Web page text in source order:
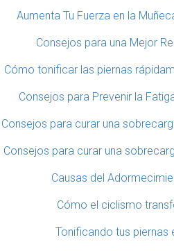
Aumenta Tu Fuerza en la
Consejos para una Mejor
Cómo tonificar las piernas
Consejos para Prevenir la
Consejos para curar una
Consejos para curar una
Causas del
Cómo el ciclismo
Tonificando tus piernas